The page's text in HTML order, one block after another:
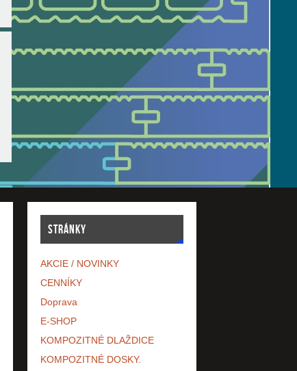
STRÁNKY
AKCIE / NOVINKY
CENNÍKY
Doprava
E-SHOP
KOMPOZITNÉ DLAŽDICE
KOMPOZITNÉ DOSKY.